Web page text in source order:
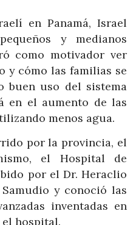
en Panamá, Israel
y medianos
como motivador ver
y cómo las familias se
buen uso del sistema
en el aumento de las
menos agua.
por la provincia, el
el Hospital de
por el Dr. Heraclio
y conoció las
inventadas en
hospital.